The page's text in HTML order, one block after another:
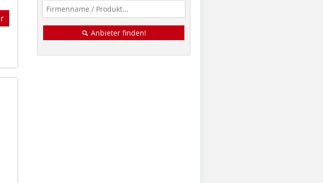
Anbieter finden!